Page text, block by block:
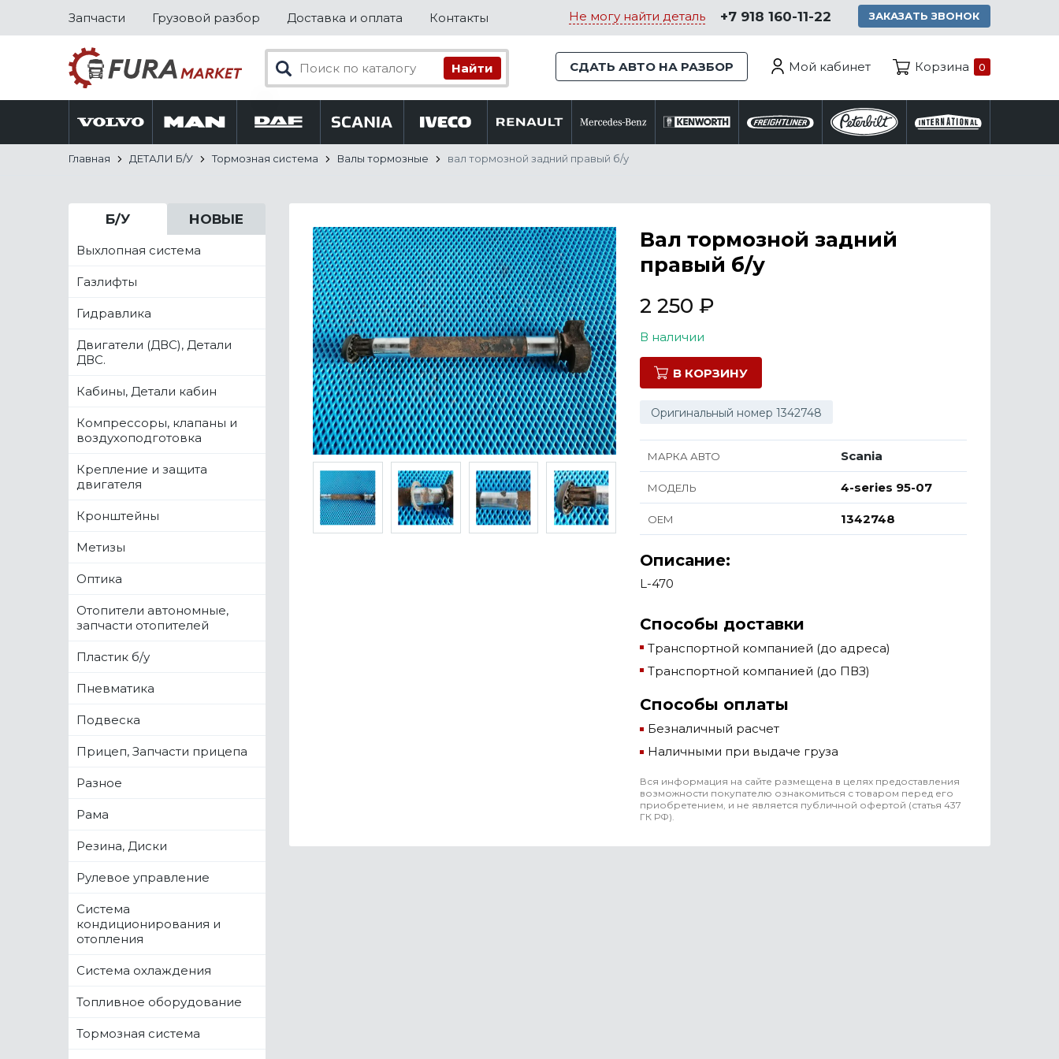
Запчасти Грузовой разбор Доставка и оплата Контакты Не могу найти деталь +7 918 160-11-22 ЗАКАЗАТЬ ЗВОНОК
СДАТЬ АВТО НА РАЗБОР Мой кабинет Корзина 0
Главная ДЕТАЛИ Б/У Тормозная система Валы тормозные вал тормозной задний правый б/у
Б/У НОВЫЕ
Выхлопная система
Газлифты
Гидравлика
Двигатели (ДВС), Детали
ДВС.
Кабины, Детали кабин
Компрессоры, клапаны и
воздухоподготовка
Крепление и защита
двигателя
Кронштейны
Метизы
Оптика
Отопители автономные,
запчасти отопителей
Пластик б/у
Пневматика
Подвеска
Прицеп, Запчасти прицепа
Разное
Рама
Резина, Диски
Рулевое управление
Система
кондиционирования и
отопления
Система охлаждения
Топливное оборудование
Тормозная система
Вал тормозной задний
правый б/у
2 250 ₽
В наличии
В КОРЗИНУ
Оригинальный номер 1342748
МАРКА АВТО Scania
МОДЕЛЬ 4-series 95-07
ОЕМ 1342748
Описание:
L-470
Способы доставки
Транспортной компанией (до адреса)
Транспортной компанией (до ПВЗ)
Способы оплаты
Безналичный расчет
Наличными при выдаче груза
Вся информация на сайте размещена в целях предоставления
возможности покупателю ознакомиться с товаром перед его
приобретением, и не является публичной офертой (статья 437
ГК РФ).